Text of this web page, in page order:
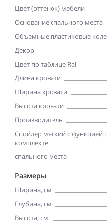
Цвет (оттенок) мебели
Основание спального места
Объемные пластиковые
Декор
Цвет по таблице Ral
Длина кровати
Ширина кровати
Высота кровати
Производитель
Спойлер мягкий с функцией
комплекте
спального места
Размеры
Ширина, см
Глубина, см
Высота, см